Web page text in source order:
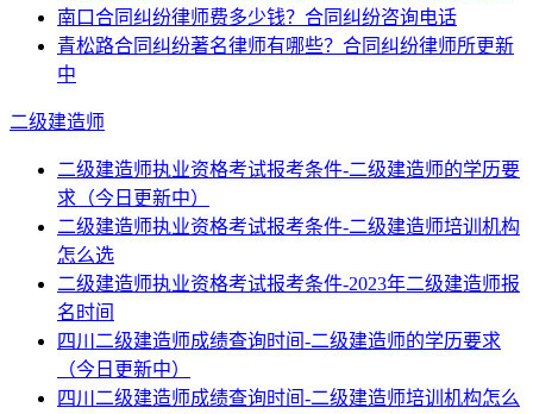
南口合同纠纷律师费多少钱？合同纠纷咨询电话
青松路合同纠纷著名律师有哪些？合同纠纷律师所更新
中
二级建造师
二级建造师执业资格考试报考条件-二级建造师的学历要
求（今日更新中）
二级建造师执业资格考试报考条件-二级建造师培训机构
怎么选
二级建造师执业资格考试报考条件-2023年二级建造师报
名时间
四川二级建造师成绩查询时间-二级建造师的学历要求
（今日更新中）
四川二级建造师成绩查询时间-二级建造师培训机构怎么